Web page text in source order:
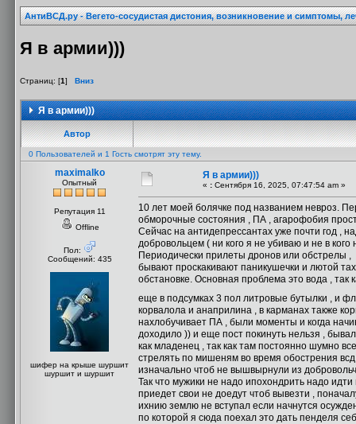
АнтиВСД.ру - Вегето-сосудистая дистония, возникновение и симптомы,
Я в армии)))
Страниц: [1] Вниз
Я в армии)))
Автор
0 Пользователей и 1 Гость смотрят эту тему.
maximalko
Опытный
Репутация 11
Offline
Пол:
Сообщений: 435
шифер на крыше шуршит
шуршит и шуршит
Я в армии)))
« : Сентября 16, 2025, 07:47:54 am »
10 лет моей болячке под названием невроз.
обморочные состояния , ПА , агарофобия
Сейчас на антидепрессантах уже почти год ,
добровольцем ( ни кого я не убиваю и не в
Периодически прилеты дронов или обстрелы
бывают проскакивают паникушечки и лютой
обстановке. Основная проблема это вода , так
еще в подсумках 3 пол литровые бутылки , и
корвалола и анаприлина , в карманах также
нахлобучивает ПА , были моменты и когда
доходило )) и еще пост покинуть нельзя ,
как младенец , так как там постоянно шумно
стрелять по мишеням во время обострения
изначально чтоб не вышвырнули из
Так что мужики не надо ипохондрить надо
приедет свои не доедут чтоб вывезти ,
ихнию землю не вступал если начнутся
по которой я сюда поехал это дать пенделя